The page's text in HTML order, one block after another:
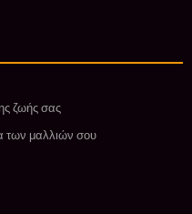
ζωής σας
των μαλλιών σου